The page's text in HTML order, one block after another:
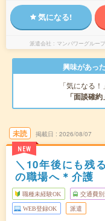
気になる!
派遣会社 マンパワーグルー
興味があっ
「気になる
「面談確約
未読
NEW
掲載日 2026/08/07
＼10年後にも残
の職場へ＊介護
職種未経験OK 交通費
WEB登録OK 派遣